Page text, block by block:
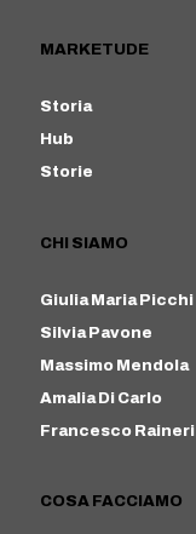
MARKETUDE
Storia
Hub
Storie
CHI SIAMO
Giulia Maria Picchi
Silvia Pavone
Massimo Mendola
Amalia Di Carlo
Francesco Raineri
COSA FACCIAMO